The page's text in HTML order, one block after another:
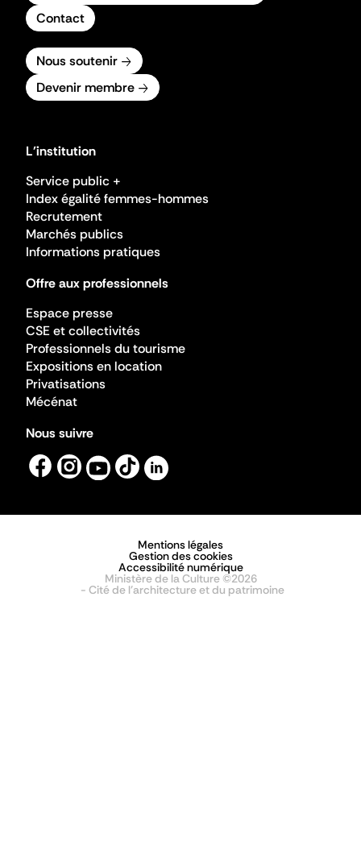
Contact
Nous soutenir
Devenir membre
L'institution
Service public +
Index égalité femmes-hommes
Recrutement
Marchés publics
Informations pratiques
Offre aux professionnels
Espace presse
CSE et collectivités
Professionnels du tourisme
Expositions en location
Privatisations
Mécénat
Nous suivre
Mentions légales
Gestion des cookies
Accessibilité numérique
Ministère de la Culture ©2026
- Cité de l'architecture et du patrimoine